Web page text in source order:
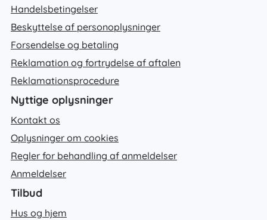
Handelsbetingelser
Beskyttelse af personoplysninger
Forsendelse og betaling
Reklamation og fortrydelse af aftalen
Reklamationsprocedure
Nyttige oplysninger
Kontakt os
Oplysninger om cookies
Regler for behandling af anmeldelser
Anmeldelser
Tilbud
Hus og hjem